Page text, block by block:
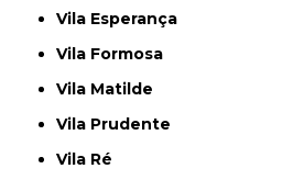
Vila Esperança
Vila Formosa
Vila Matilde
Vila Prudente
Vila Ré